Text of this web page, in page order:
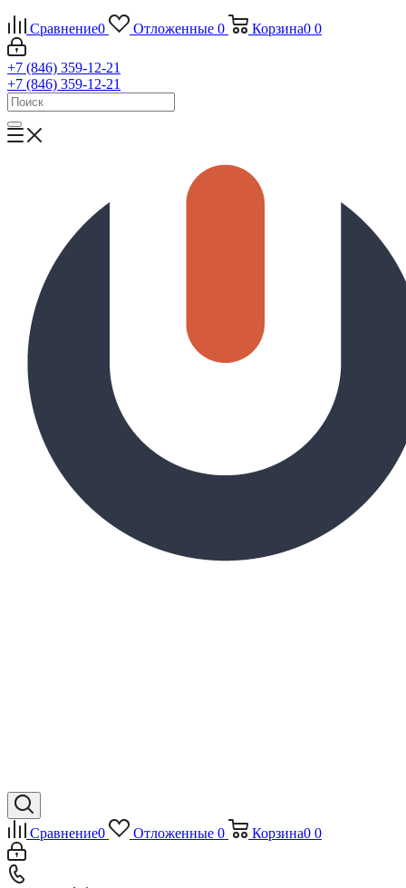
Сравнение0 Отложенные 0 Корзина0 0
+7 (846) 359-12-21
+7 (846) 359-12-21
Сравнение0 Отложенные 0 Корзина0 0